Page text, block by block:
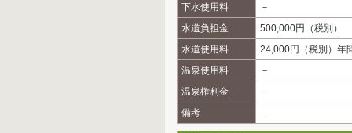
下水使用料
－
水道負担金
500,000円（税別）
水道使用料
24,000円（税別）年
温泉使用料
－
温泉権利金
－
備考
－